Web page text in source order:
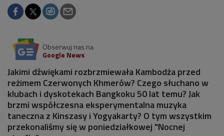
Obserwuj nas na
Google News
Jakimi dźwiękami rozbrzmiewała Kambodża przed
reżimem Czerwonych Khmerów? Czego słuchano w
klubach i dyskotekach Bangkoku 50 lat temu? Jak
brzmi współczesna eksperymentalna muzyka
taneczna z Kinszasy i Yogyakarty? O tym wszystkim
przekonaliśmy się w poniedziałkowej "Nocnej